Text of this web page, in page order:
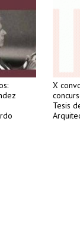
X
Tesis